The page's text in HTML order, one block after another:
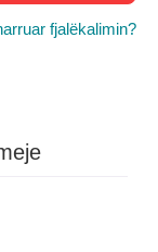
fjalëkalimin?